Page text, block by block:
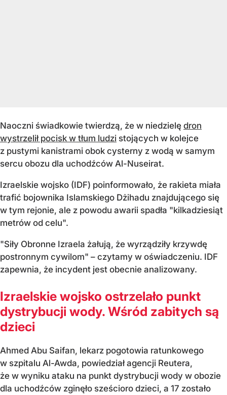
Naoczni świadkowie twierdzą, że w niedzielę dron
wystrzelił pocisk w tłum ludzi stojących w kolejce
z pustymi kanistrami obok cysterny z wodą w samym
sercu obozu dla uchodźców Al-Nuseirat.
Izraelskie wojsko (IDF) poinformowało, że rakieta miała
trafić bojownika Islamskiego Dżihadu znajdującego się
w tym rejonie, ale z powodu awarii spadła "kilkadziesiąt
metrów od celu".
"Siły Obronne Izraela żałują, że wyrządziły krzywdę
postronnym cywilom" – czytamy w oświadczeniu. IDF
zapewnia, że incydent jest obecnie analizowany.
Izraelskie wojsko ostrzelało punkt
dystrybucji wody. Wśród zabitych są
dzieci
Ahmed Abu Saifan, lekarz pogotowia ratunkowego
w szpitalu Al-Awda, powiedział agencji Reutera,
że w wyniku ataku na punkt dystrybucji wody w obozie
dla uchodźców zginęło sześcioro dzieci, a 17 zostało